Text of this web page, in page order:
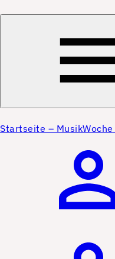
Startseite – MusikWoche